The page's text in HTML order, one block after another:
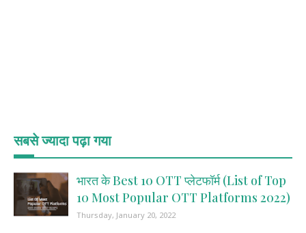
सबसे ज्यादा पढ़ा गया
भारत के Best 10 OTT प्लेटफॉर्म (List of Top
10 Most Popular OTT Platforms 2022)
Thursday, January 20, 2022